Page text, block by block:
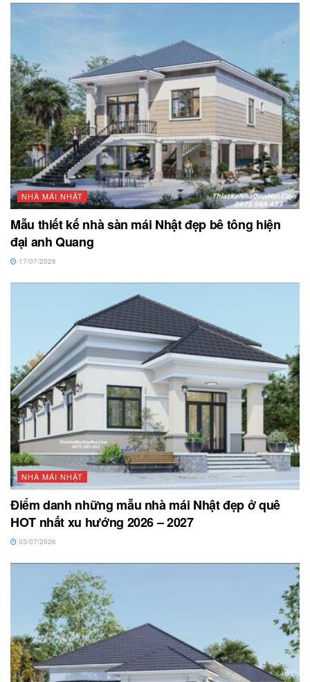
NHÀ MÁI NHẬT
Mẫu thiết kế nhà sàn mái Nhật đẹp bê tông hiện
đại anh Quang
17/07/2026
NHÀ MÁI NHẬT
Điểm danh những mẫu nhà mái Nhật đẹp ở quê
HOT nhất xu hướng 2026 – 2027
03/07/2026